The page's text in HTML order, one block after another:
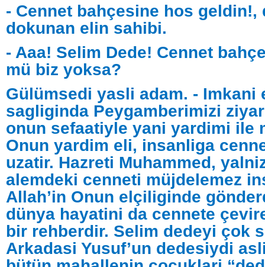
- Cennet bahçesine hos geldin!,
dokunan elin sahibi.
- Aaa! Selim Dede! Cennet
mü biz yoksa?
Gülümsedi yasli adam. - Imkani
sagliginda Peygamberimizi
onun sefaatiyle yani yardimi ile
Onun yardim eli, insanliga
uzatir. Hazreti Muhammed,
alemdeki cenneti müjdelemez
Allah’in Onun elçiliginde
dünya hayatini da cennete
bir rehberdir. Selim dedeyi çok
Arkadasi Yusuf’un dedesiydi